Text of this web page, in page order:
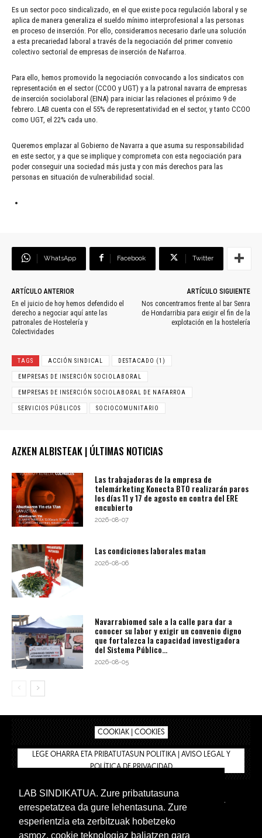
Es un sector poco sindicalizado, en el que existe poca regulación laboral y se
aplica de manera generaliza el sueldo mínimo interprofesional a las personas
en proceso de inserción. Por ello, consideramos necesario darle una solución
a esta precariedad laboral a través de la negociación del primer convenio
colectivo sectorial de empresas de inserción de Nafarroa.
Para ello, hemos promovido la negociación convocando a los sindicatos con
representación en el sector (CCOO y UGT) y a la patronal navarra de empresas
de inserción sociolaboral (EINA) para iniciar las relaciones el próximo 9 de
febrero. LAB cuenta con el 55% de representatividad en el sector, y tanto CCOO
como UGT, el 22% cada uno.
Queremos emplazar al Gobierno de Navarra a que asuma su responsabilidad
en este sector, y a que se implique y comprometa con esta negociación para
poder conseguir una sociedad más justa y con más derechos para las
personas en situación de vulnerabilidad social.
WhatsApp Facebook Twitter
ARTÍCULO ANTERIOR
En el juicio de hoy hemos defendido el
derecho a negociar aquí ante las
patronales de Hostelería y
Colectividades
ARTÍCULO SIGUIENTE
Nos concentramos frente al bar Senra
de Hondarribia para exigir el fin de la
explotación en la hostelería
TAGS ACCIÓN SINDICAL DESTACADO (1)
EMPRESAS DE INSERCIÓN SOCIOLABORAL
EMPRESAS DE INSERCIÓN SOCIOLABORAL DE NAFARROA
SERVICIOS PÚBLICOS SOCIOCOMUNITARIO
AZKEN ALBISTEAK | ÚLTIMAS NOTICIAS
Las trabajadoras de la empresa de
telemárketing Konecta BTO realizarán paros
los días 11 y 17 de agosto en contra del ERE
encubierto
2026-08-07
Las condiciones laborales matan
2026-08-06
Navarrabiomed sale a la calle para dar a
conocer su labor y exigir un convenio digno
que fortalezca la capacidad investigadora
del Sistema Público...
2026-08-05
COOKIAK | COOKIES
LEGE OHARRA ETA PRIBATUTASUN POLITIKA | AVISO LEGAL Y
POLÍTICA DE PRIVACIDAD
BIZILAN.EUS
TIENDA
INTRANET 🔑
Euskera Castellano
LAB SINDIKATUA. Zure pribatutasuna
errespetatzea da gure lehentasuna. Zure
esperientzia eta zerbitzuak hobetzeko
asmoz, cookie teknologiaz baliatzen gara